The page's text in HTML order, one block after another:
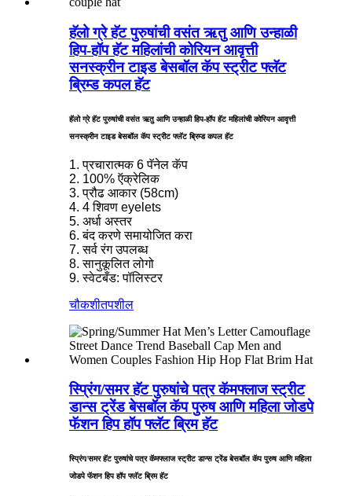
हॅलो ग्रे हॅट पुरुषांची वसंत ऋतु आणि उन्हाळी
हिप-हॉप हॅट महिलांची कोरियन आवृत्ती
सनस्क्रीन टाइड बेसबॉल कॅप स्ट्रीट फ्लॅट
ब्रिम्ड कपल हॅट
हॅलो ग्रे हॅट पुरुषांची वसंत ऋतु आणि उन्हाळी हिप-हॉप हॅट महिलांची कोरियन आवृत्ती
सनस्क्रीन टाइड बेसबॉल कॅप स्ट्रीट फ्लॅट ब्रिम्ड कपल हॅट
1. प्रचारात्मक 6 पॅनेल कॅप
2. 100% ऍक्रेलिक
3. प्रौढ आकार (58cm)
4. 4 शिवण eyelets
5. अर्धा अस्तर
6. बंद करणे समायोजित करा
7. सर्व रंग उपलब्ध
8. सानुकूलित लोगो
9. स्वेटबँड: पॉलिस्टर
चौकशीतपशील
स्प्रिंग/समर हॅट पुरुषांचे पत्र कॅमफ्लाज स्ट्रीट
डान्स ट्रेंड बेसबॉल कॅप पुरुष आणि महिला जोडपे
फॅशन हिप हॉप फ्लॅट ब्रिम हॅट
स्प्रिंग/समर हॅट पुरुषांचे पत्र कॅमफ्लाज स्ट्रीट डान्स ट्रेंड बेसबॉल कॅप पुरुष आणि महिला
जोडपे फॅशन हिप हॉप फ्लॅट ब्रिम हॅट